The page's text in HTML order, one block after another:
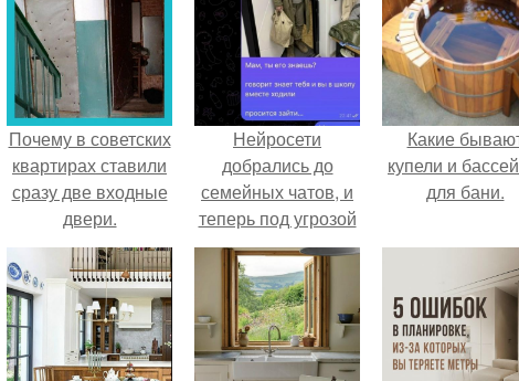
Почему в советских
квартирах ставили
сразу две входные
двери.
Нейросети
добрались до
семейных чатов, и
теперь под угрозой
мамины нервы.
Какие
купели и
для бани.